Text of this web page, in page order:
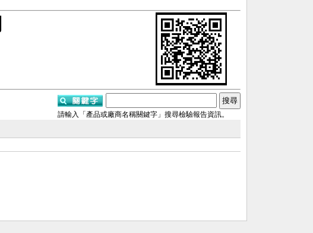
請輸入「產品或廠商名稱關鍵字」搜尋檢驗報告資訊。